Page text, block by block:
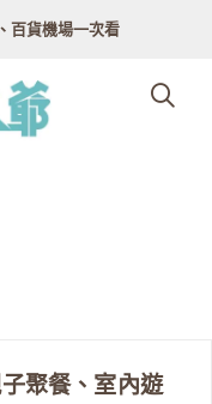
百貨機場一次看
聚餐、室內遊